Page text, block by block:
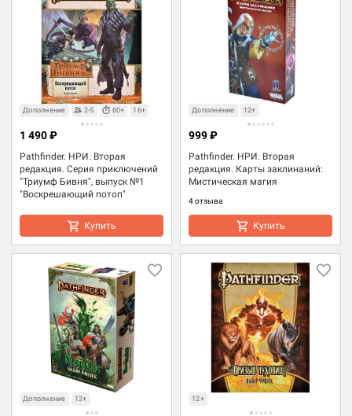
Дополнение 2-5 60+ 16+
Pathfinder. НРИ. Вторая
редакция. Серия приключений
"Триумф Бивня", выпуск №1
"Воскрешающий потоп"
1 490 ₽
Купить
Дополнение 12+
Pathfinder. НРИ. Вторая
редакция. Карты заклинаний:
Мистическая магия
4 отзыва
999 ₽
Купить
Дополнение 12+ 12+